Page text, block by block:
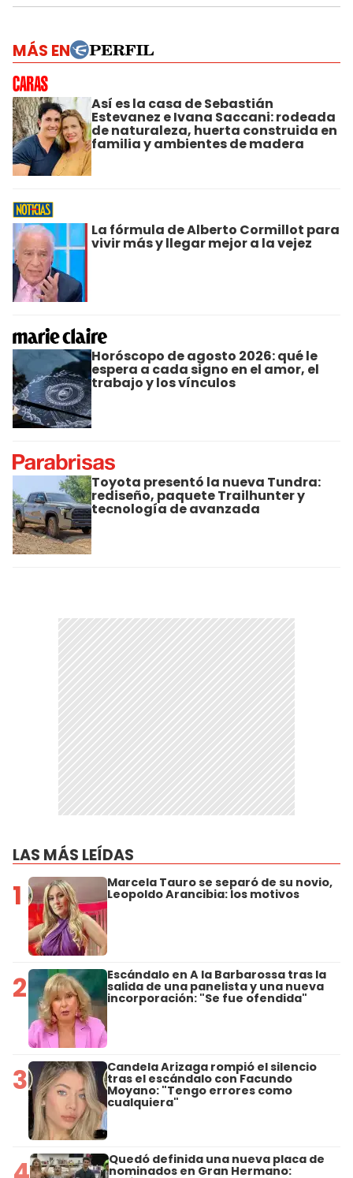
MÁS EN
Así es la casa de Sebastián
Estevanez e Ivana Saccani: rodeada
de naturaleza, huerta construida en
familia y ambientes de madera
La fórmula de Alberto Cormillot para
vivir más y llegar mejor a la vejez
Horóscopo de agosto 2026: qué le
espera a cada signo en el amor, el
trabajo y los vínculos
Toyota presentó la nueva Tundra:
rediseño, paquete Trailhunter y
tecnología de avanzada
LAS MÁS LEÍDAS
1 Marcela Tauro se separó de su novio,
Leopoldo Arancibia: los motivos
2 Escándalo en A la Barbarossa tras la
salida de una panelista y una nueva
incorporación: "Se fue ofendida"
3 Candela Arizaga rompió el silencio
tras el escándalo con Facundo
Moyano: "Tengo errores como
cualquiera"
Quedó definida una nueva placa de
nominados en Gran Hermano: